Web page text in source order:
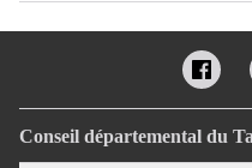
Conseil départemental du